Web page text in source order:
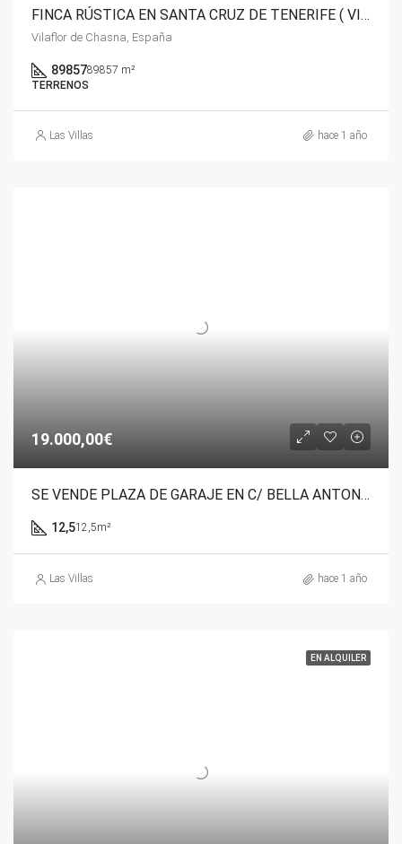
FINCA RÚSTICA EN SANTA CRUZ DE TENERIFE ( VILAFLOR).
Vilaflor de Chasna, España
8985789857 m²
TERRENOS
Las Villas hace 1 año
19.000,00€
SE VENDE PLAZA DE GARAJE EN C/ BELLA ANTONIA . TORREVIEJA .ALICANTE
12,512,5m²
Las Villas hace 1 año
EN ALQUILER